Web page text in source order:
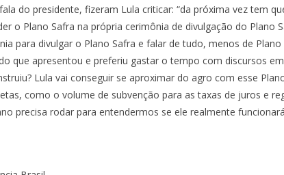
do presidente, fizeram Lula criticar: “da próxima vez tem
o Plano Safra na própria cerimônia de divulgação do Plano
para divulgar o Plano Safra e falar de tudo, menos de Plano
que apresentou e preferiu gastar o tempo com discursos
Lula vai conseguir se aproximar do agro com esse
como o volume de subvenção para as taxas de juros e
precisa rodar para entendermos se ele realmente